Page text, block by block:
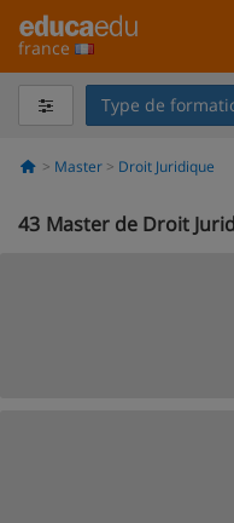
france
Type de
Master Droit Juridique
43 Master de Droit